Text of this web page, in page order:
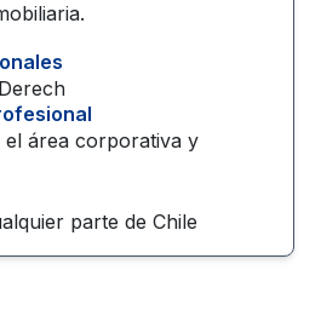
el área corporativa y
parte deChile